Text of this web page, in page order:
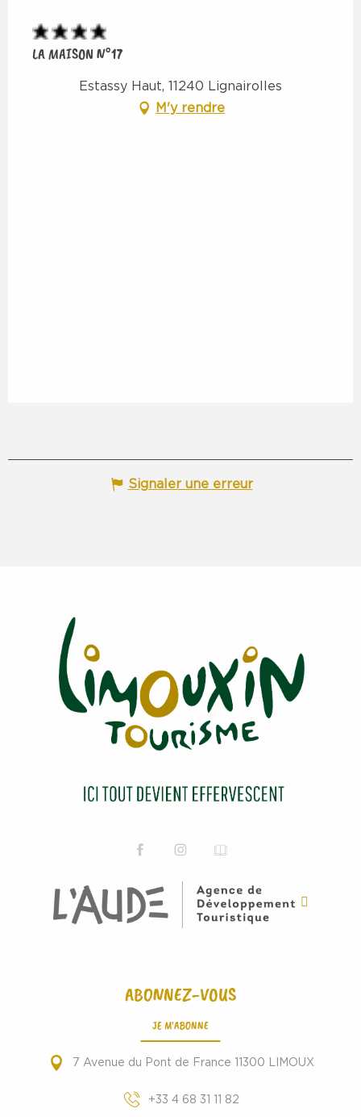
LA MAISON N°17
Estassy Haut, 11240 Lignairolles
M'y rendre
Signaler une erreur
ABONNEZ-VOUS
JE M'ABONNE
7 Avenue du Pont de France 11300 LIMOUX
+33 4 68 31 11 82